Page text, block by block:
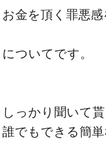
お金を頂く罪悪感
についてです。
しっかり聞いて貰
誰でもできる簡単